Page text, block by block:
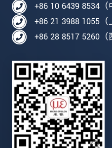
+86 10 6439 8534（
+86 21 3988 1055（
+86 28 8517 5260（